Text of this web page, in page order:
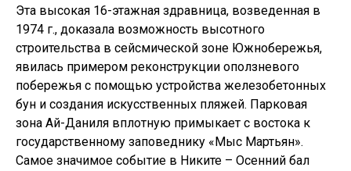
Эта высокая 16-этажная здравница, возведенная в
1974 г., доказала возможность высотного
строительства в сейсмической зоне Южнобережья,
явилась примером реконструкции оползневого
побережья с помощью устройства железобетонных
бун и создания искусственных пляжей. Парковая
зона Ай-Даниля вплотную примыкает с востока к
государственному заповеднику «Мыс Мартьян».
Самое значимое событие в Никите – Осенний бал